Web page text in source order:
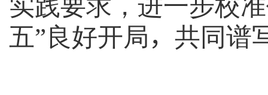
实践要求，进一步校
五”良好开局 ， 共同谱